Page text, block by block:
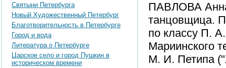
Святыни Петербурга
Новый Художественный Петербург
Благотворительность в Петербурге
Город и вода
Литература о Петербурге
Царское село и город Пушкин в
историческом времени
ПАВЛОВА
танцовщица.
по классу П.
Мариинского
М. И. Петипа